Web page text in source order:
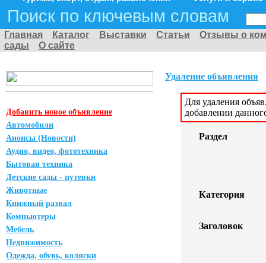
Поиск по ключевым словам
Главная Каталог Выставки Статьи
Отзывы о
сады
О сайте
Добавить новое объявление
Автомобили
Анонсы (Новости)
Аудио, видео, фототехника
Бытовая техника
Детские сады - путевки
Животные
Книжный развал
Компьютеры
Мебель
Недвижимость
Одежда, обувь, коляски
Удаление объявления
Для удаления
добавлении
Раздел
Категория
Заголовок